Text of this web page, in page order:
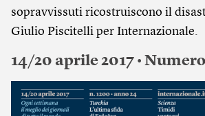
sopravvissuti ricostruiscono il
Giulio Piscitelli per Internazionale.
14/20 aprile 2017 •